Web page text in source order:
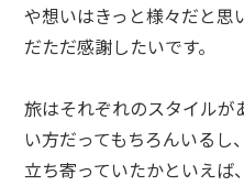
や想いはきっと様々だと思
だただ感謝したいです。
旅はそれぞれのスタイルが
い方だってもちろんいる
立ち寄っていたかといえば